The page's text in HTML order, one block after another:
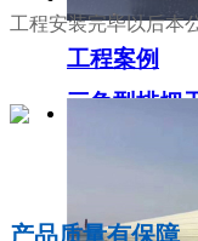
三角型排烟
工程案例
工程安装完毕以后本
产品质量有保障